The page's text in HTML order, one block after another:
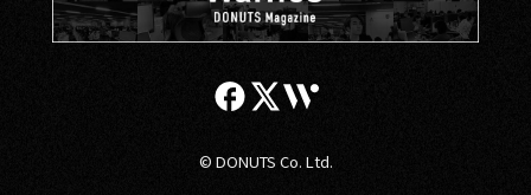
© DONUTS Co. Ltd.